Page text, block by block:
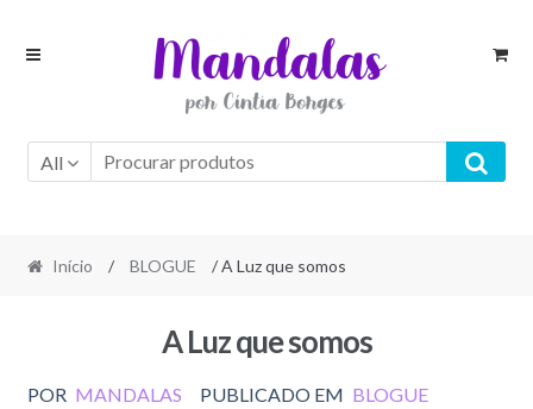
Skip
Skip
All
Início / BLOGUE / A Luz que somos
A Luz que somos
POR MANDALAS PUBLICADO EM BLOGUE